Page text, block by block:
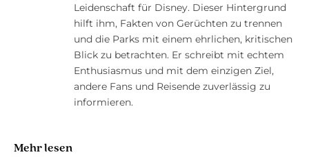
Leidenschaft für Disney. Dieser Hintergrund
hilft ihm, Fakten von Gerüchten zu trennen
und die Parks mit einem ehrlichen, kritischen
Blick zu betrachten. Er schreibt mit echtem
Enthusiasmus und mit dem einzigen Ziel,
andere Fans und Reisende zuverlässig zu
informieren.
Mehr lesen